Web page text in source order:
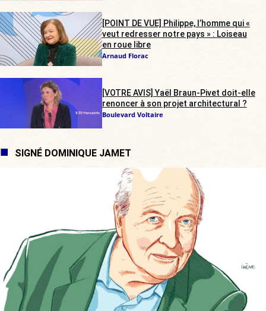
[POINT DE VUE] Philippe, l’homme qui «
veut redresser notre pays » : Loiseau
en roue libre
Arnaud Florac
[VOTRE AVIS] Yaël Braun-Pivet doit-elle
renoncer à son projet architectural ?
Boulevard Voltaire
SIGNÉ DOMINIQUE JAMET